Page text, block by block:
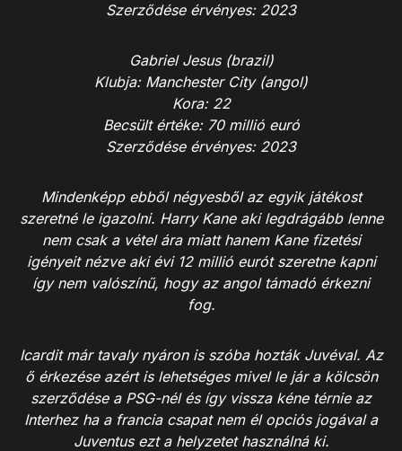
Szerződése érvényes: 2023
Gabriel Jesus (brazil)
Klubja: Manchester City (angol)
Kora: 22
Becsült értéke: 70 millió euró
Szerződése érvényes: 2023
Mindenképp ebből négyesből az egyik játékost
szeretné le igazolni. Harry Kane aki legdrágább lenne
nem csak a vétel ára miatt hanem Kane fizetési
igényeit nézve aki évi 12 millió eurót szeretne kapni
így nem valószínű, hogy az angol támadó érkezni
fog.
Icardit már tavaly nyáron is szóba hozták Juvéval. Az
ő érkezése azért is lehetséges mivel le jár a kölcsön
szerződése a PSG-nél és így vissza kéne térnie az
Interhez ha a francia csapat nem él opciós jogával a
Juventus ezt a helyzetet használná ki.